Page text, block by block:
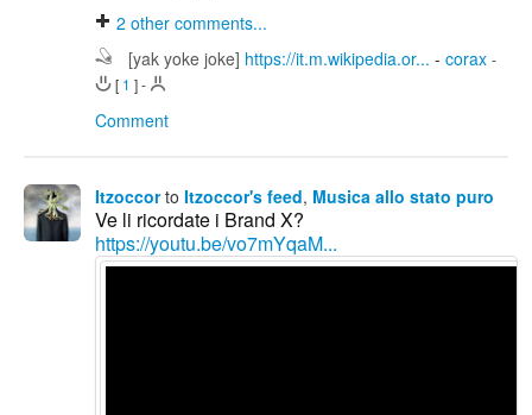
2 other comments...
[yak yoke joke] https://it.m.wikipedia.or... - corax -
[ 1 ]-
Comment
Itzoccor to Itzoccor's feed, Musica allo stato puro
Ve li ricordate i Brand X?
https://youtu.be/vo7mYqaM...